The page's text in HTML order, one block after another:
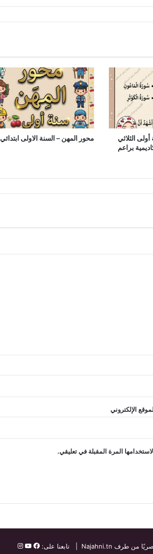
الثلاثي
عدد14 -اكاديمية براعم
محور المهن – السنة الاولى ابتدائي
الإلكتروني
المرة المقبلة في تعليقي.
من طرف Najahni.tn | تابعنا على: